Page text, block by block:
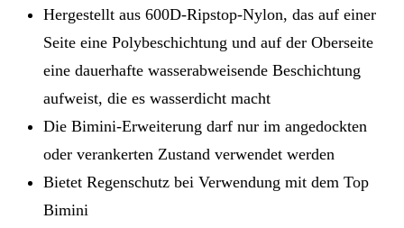
Hergestellt aus 600D-Ripstop-Nylon, das auf einer
Seite eine Polybeschichtung und auf der Oberseite
eine dauerhafte wasserabweisende Beschichtung
aufweist, die es wasserdicht macht
Die Bimini-Erweiterung darf nur im angedockten
oder verankerten Zustand verwendet werden
Bietet Regenschutz bei Verwendung mit dem Top
Bimini